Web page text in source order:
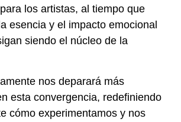
los artistas, al tiempo que
esencia y el impacto emocional
siendo el núcleo de la
nos deparará más
esta convergencia, redefiniendo
cómo experimentamos y nos